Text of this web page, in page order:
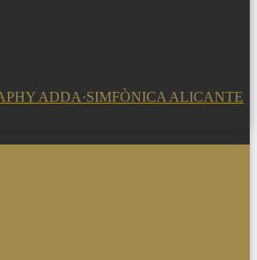
ADDA·SIMFÒNICA ALICANTE